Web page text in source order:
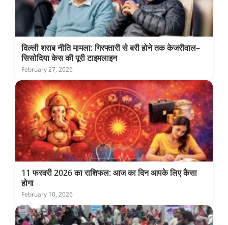
दिल्ली शराब नीति मामला: गिरफ्तारी से बरी होने तक केजरीवाल–
सिसोदिया केस की पूरी टाइमलाइन
February 27, 2026
11 फरवरी 2026 का राशिफल: आज का दिन आपके लिए कैसा
होगा
February 10, 2026